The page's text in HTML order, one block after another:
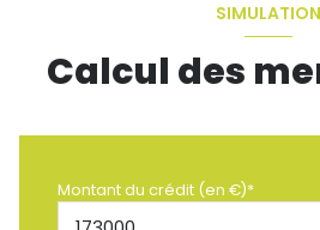
SIMULATION
Calcul des
Montant du crédit (en €)*